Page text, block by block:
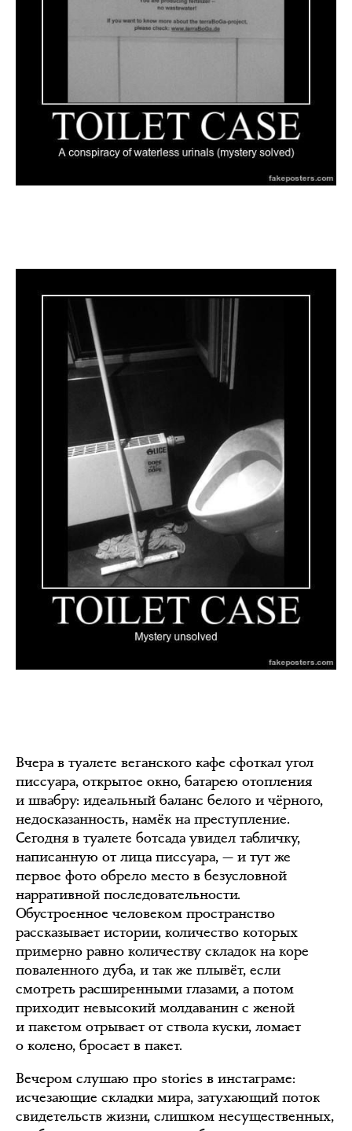
Вчера в туалете веганского кафе сфоткал угол
писсуара, открытое окно, батарею отопления
и швабру: идеальный баланс белого и чёрного,
недосказанность, намёк на преступление.
Сегодня в туалете ботсада увидел табличку,
написанную от лица писсуара, — и тут же
первое фото обрело место в безусловной
нарративной последовательности.
Обустроенное человеком пространство
рассказывает истории, количество которых
примерно равно количеству складок на коре
поваленного дуба, и так же плывёт, если
смотреть расширенными глазами, а потом
приходит невысокий молдаванин с женой
и пакетом отрывает от ствола куски, ломает
о колено, бросает в пакет.
Вечером слушаю про stories в инстаграме:
исчезающие складки мира, затухающий поток
свидетельств жизни, слишком несущественных,